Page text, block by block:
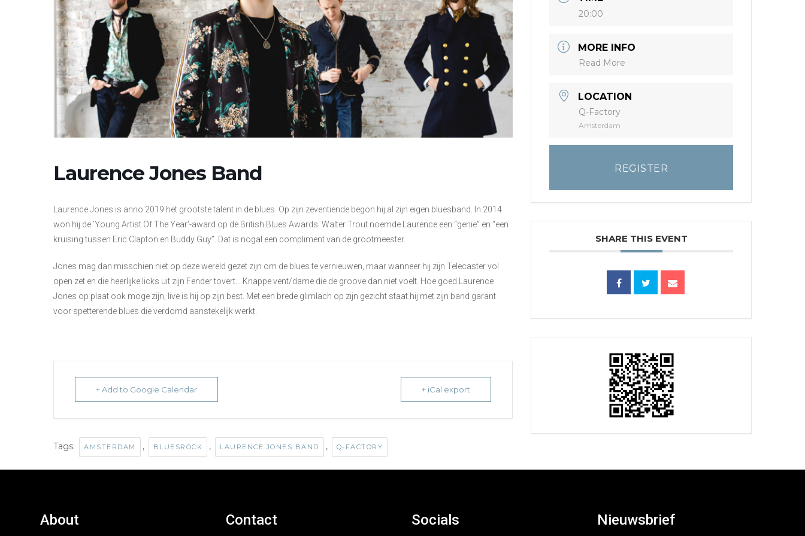
Laurence Jones Band
Laurence Jones is anno 2019 het grootste talent in de blues. Op zijn zeventiende begon hij al zijn eigen bluesband. In 2014
won hij de ‘Young Artist Of The Year’-award op de British Blues Awards. Walter Trout noemde Laurence een “genie” en “een
kruising tussen Eric Clapton en Buddy Guy”. Dat is nogal een compliment van de grootmeester.
Jones mag dan misschien niet op deze wereld gezet zijn om de blues te vernieuwen, maar wanneer hij zijn Telecaster vol
open zet en die heerlijke licks uit zijn Fender tovert… Knappe vent/dame die de groove dan niet voelt. Hoe goed Laurence
Jones op plaat ook moge zijn, live is hij op zijn best. Met een brede glimlach op zijn gezicht staat hij met zijn band garant
voor spetterende blues die verdomd aanstekelijk werkt.
+ Add to Google Calendar + iCal export
Tags: AMSTERDAM , BLUESROCK , LAURENCE JONES BAND , Q-FACTORY
20:00
MORE INFO
Read More
LOCATION
Q-Factory
Amsterdam
REGISTER
SHARE THIS EVENT
About Contact Socials Nieuwsbrief